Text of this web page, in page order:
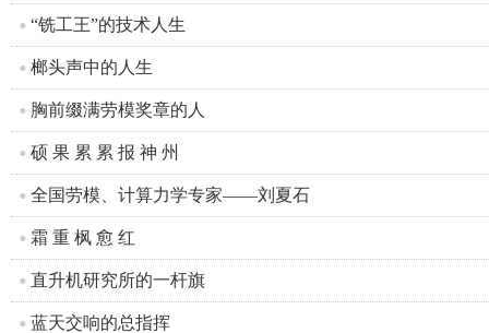
“铣工王”的技术人生
榔头声中的人生
胸前缀满劳模奖章的人
硕 果 累 累 报 神 州
全国劳模、计算力学专家——刘夏石
霜 重 枫 愈 红
直升机研究所的一杆旗
蓝天交响的总指挥